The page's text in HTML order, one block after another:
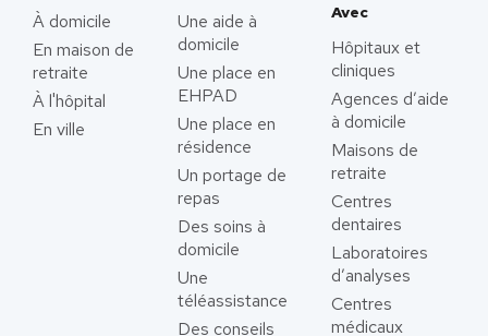
À domicile
En maison de
retraite
À l'hôpital
En ville
Une aide à
domicile
Une place en
EHPAD
Une place en
résidence
Un portage de
repas
Des soins à
domicile
Une
téléassistance
Des conseils
Avec
Hôpitaux et
cliniques
Agences d’aide
à domicile
Maisons de
retraite
Centres
dentaires
Laboratoires
d’analyses
Centres
médicaux